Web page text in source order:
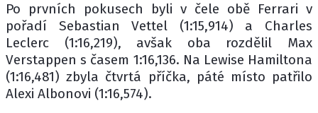
Po prvních pokusech byli v čele obě Ferrari v
pořadí Sebastian Vettel (1:15,914) a Charles
Leclerc (1:16,219), avšak oba rozdělil Max
Verstappen s časem 1:16,136. Na Lewise Hamiltona
(1:16,481) zbyla čtvrtá příčka, páté místo patřilo
Alexi Albonovi (1:16,574).